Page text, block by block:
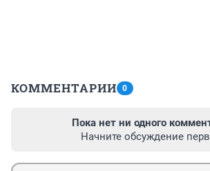
КОММЕНТАРИИ 0
Пока нет ни одного
Начните обсуждение